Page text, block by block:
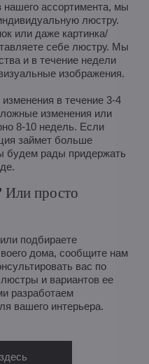
ассортимента, мы
люстру.
или даже картинка/
себе люстру. Мы
и в течение недели
изображения.
в течение 3-4
изменения или
8-10 недель. Если
займет больше
будем рады придержать
Или просто
подбираете
дома, сообщите нам
вас по
и вариантов ее
разработаем
вашего интерьера.